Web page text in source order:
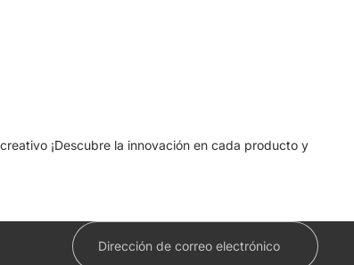
¡Descubre la innovación en cada producto y